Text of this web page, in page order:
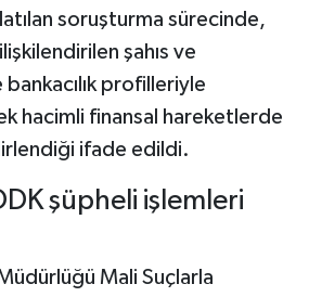
soruşturma sürecinde,
şahıs ve
profilleriyle
hacimli finansal hareketlerde
ifade edildi.
şüpheli işlemleri
Mali Suçlarla